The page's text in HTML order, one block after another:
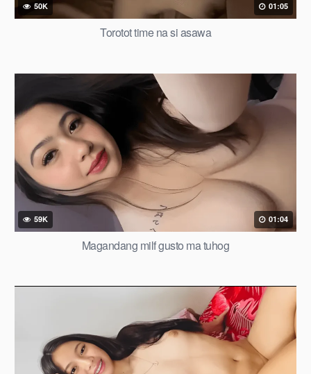
50K 01:05
Torotot time na si asawa
59K 01:04
Magandang milf gusto ma tuhog